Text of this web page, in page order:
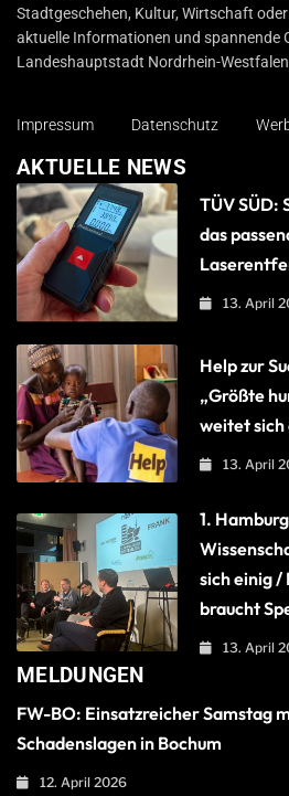
Stadtgeschehen, Kultur, Wirtschaft
aktuelle Informationen und spannende
Landeshauptstadt Nordrhein-
Impressum Datenschutz
AKTUELLE NEWS
TÜV SÜD:
das
13. April
Help zur
„Größte
weitet sich
13. April
1.
sich einig /
braucht
13. April
MELDUNGEN
FW-BO: Einsatzreicher Samstag
Schadenslagen in Bochum
12. April 2026